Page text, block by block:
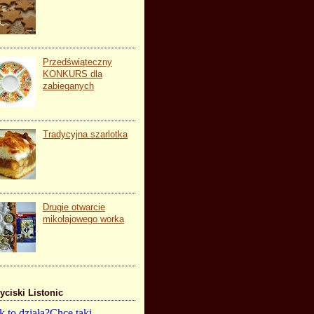
Przedświąteczny
KONKURS dla
zabieganych
Tradycyjna szarlotka
Drugie otwarcie
mikołajowego worka
Listonic